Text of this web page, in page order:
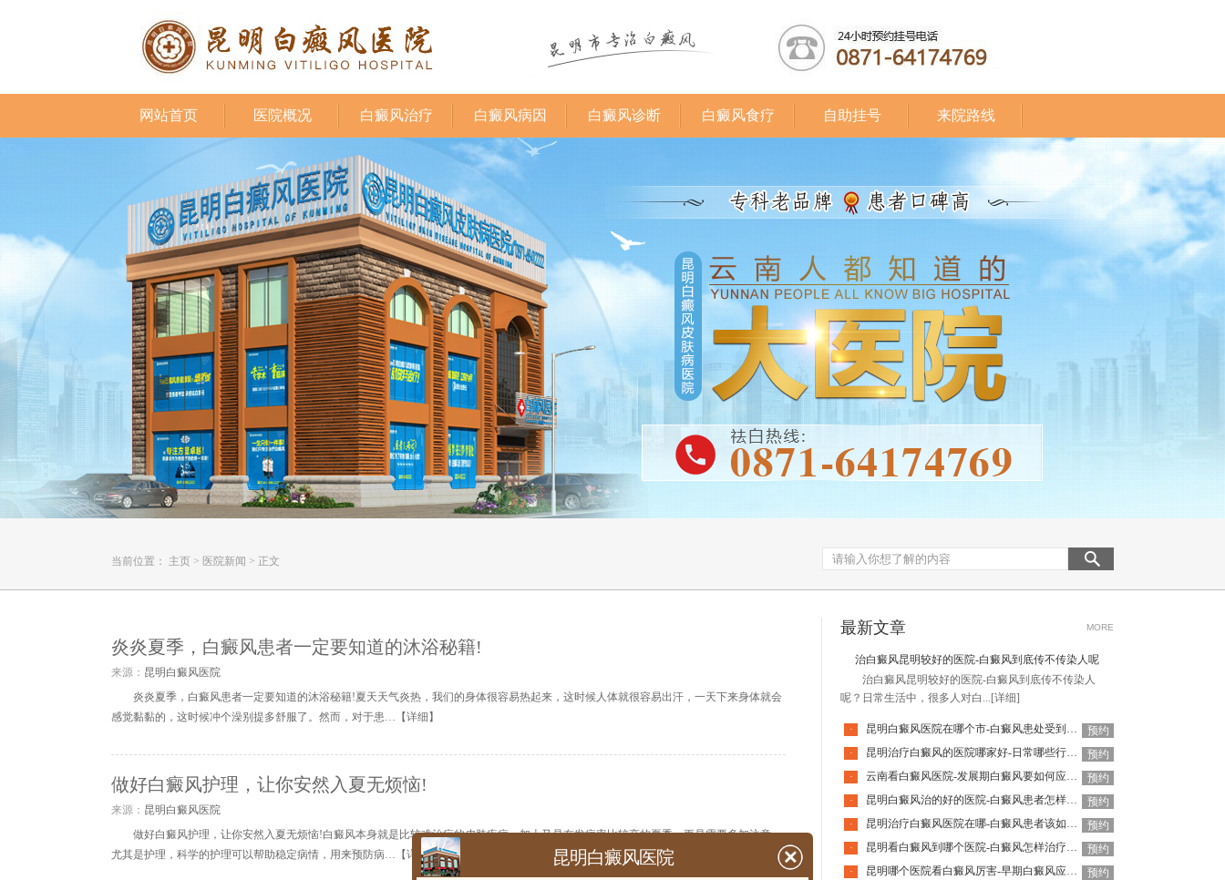
网站首页 医院概况 白癜风治疗 白癜风病因 白癜风诊断 白癜风食疗 自助挂号 来院路线
当前位置： 主页 > 医院新闻 > 正文
炎炎夏季，白癜风患者一定要知道的沐浴秘籍!
来源： 昆明白癜风医院
炎炎夏季，白癜风患者一定要知道的沐浴秘籍!夏天天气炎热，我们的身体很容易热起来，这时候人体就很容易出汗，一天下来身体就会
感觉黏黏的，这时候冲个澡别提多舒服了。然而，对于患…【详细 】
做好白癜风护理，让你安然入夏无烦恼!
来源： 昆明白癜风医院
做好白癜风护理，让你安然入夏无烦恼!白癜风本身就是比较难治疗的皮肤疾病，加上又是在发病率比较高的夏季，更是需要多加注意，
尤其是护理，科学的护理可以帮助稳定病情，用来预防病…【详细】
最新文章 MORE
治白癜风昆明较好的医院-白癜风到底传不传染人呢
治白癜风昆明较好的医院-白癜风到底传不传染人
呢？日常生活中，很多人对白... [详细]
· 昆明白癜风医院在哪个市-白癜风患处受到外伤该怎么办
预约
·
昆明治疗白癜风的医院哪家好-日常哪些行为会加重白癜风
预约
·
云南看白癜风医院-发展期白癜风要如何应对呢
预约
·
昆明白癜风治的好的医院-白癜风患者怎样应对心理压力
预约
·
昆明治疗白癜风医院在哪-白癜风患者该如何提高睡眠质量
预约
·
昆明看白癜风到哪个医院-白癜风怎样治疗省钱呢
预约
·
昆明哪个医院看白癜风厉害-早期白癜风应该如何应对呢
预约
昆明白癜风医院